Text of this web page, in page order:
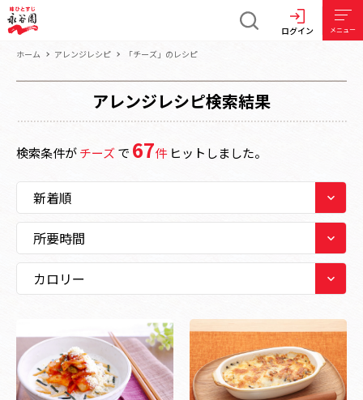
ログイン メニュー
ホーム アレンジレシピ 「チーズ」のレシピ
アレンジレシピ検索結果
検索条件がチーズで 67件 ヒットしました。